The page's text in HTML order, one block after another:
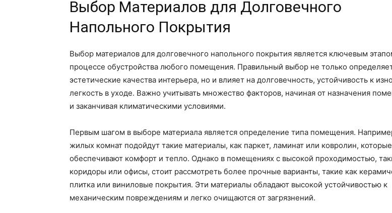
Выбор Материалов для Долговечного
Напольного Покрытия
Выбор материалов для долговечного напольного покрытия является ключевым
процессе обустройства любого помещения. Правильный выбор не только
эстетические качества интерьера, но и влияет на долговечность, устойчивость к
легкость в уходе. Важно учитывать множество факторов, начиная от назначения
и заканчивая климатическими условиями.
Первым шагом в выборе материала является определение типа помещения.
жилых комнат подойдут такие материалы, как паркет, ламинат или ковролин, которые
обеспечивают комфорт и тепло. Однако в помещениях с высокой проходимостью,
коридоры или офисы, стоит рассмотреть более прочные варианты, такие как
плитка или виниловые покрытия. Эти материалы обладают высокой устойчивостью к
механическим повреждениям и легко очищаются от загрязнений.